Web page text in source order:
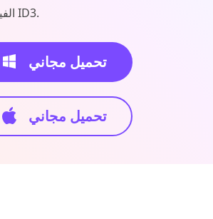
الفيديو وتحرير علامة ID3.
تحميل مجاني
تحميل مجاني